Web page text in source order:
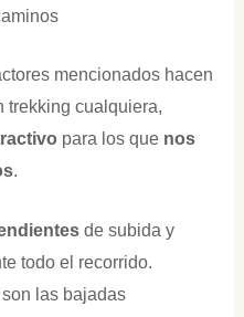
mencionados hacen
trekking cualquiera,
para los que nos
.
de subida y
todo el recorrido.
las bajadas